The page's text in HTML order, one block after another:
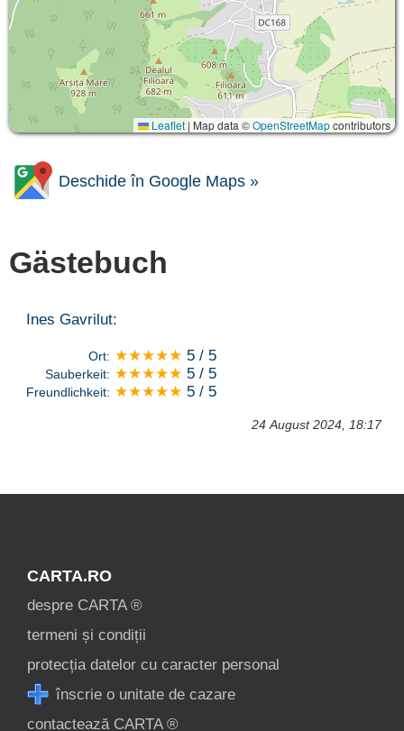
Leaflet | Map data ©OpenStreetMapcontributors
Deschide în Google Maps »
Gästebuch
Ines Gavrilut:
Ort: ★★★★★ 5 / 5
Sauberkeit: ★★★★★ 5 / 5
Freundlichkeit: ★★★★★ 5 / 5
24 August 2024, 18:17
CARTA.RO
despre CARTA ®
termeni și condiții
protecția datelor cu caracter personal
înscrie o unitate de cazare
contactează CARTA ®